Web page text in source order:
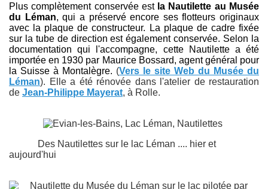
Plus complètement conservée est la Nautilette au Musée
du Léman, qui a préservé encore ses flotteurs originaux
avec la plaque de constructeur. La plaque de cadre fixée
sur la tube de direction est également conservée. Selon la
documentation qui l'accompagne, cette Nautilette a été
importée en 1930 par Maurice Bossard, agent général pour
la Suisse à Montalègre. (Vers le site Web du Musée du
Léman). Elle a été rénovée dans l'atelier de restauration
de Jean-Philippe Mayerat, à Rolle.
Des Nautilettes sur le lac Léman .... hier et
aujourd'hui